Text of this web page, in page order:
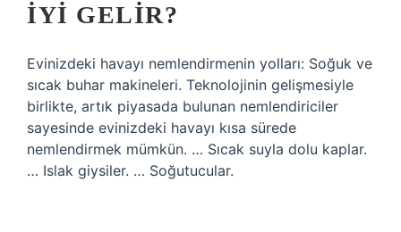
IYI GELIR?
Evinizdeki havayı nemlendirmenin yolları: Soğuk ve
sıcak buhar makineleri. Teknolojinin gelişmesiyle
birlikte, artık piyasada bulunan nemlendiriciler
sayesinde evinizdeki havayı kısa sürede
nemlendirmek mümkün. … Sıcak suyla dolu kaplar.
… Islak giysiler. … Soğutucular.